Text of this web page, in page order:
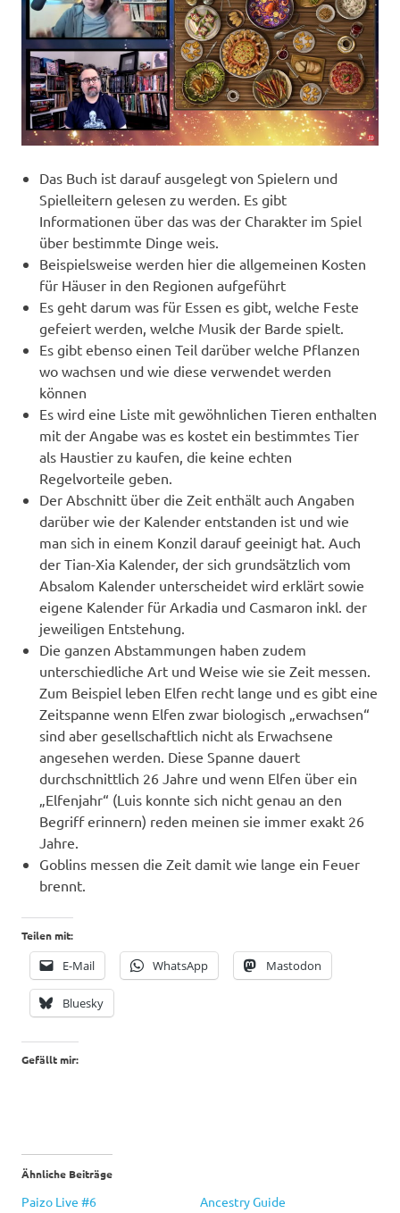
Das Buch ist darauf ausgelegt von Spielern und
Spielleitern gelesen zu werden. Es gibt
Informationen über das was der Charakter im Spiel
über bestimmte Dinge weis.
Beispielsweise werden hier die allgemeinen Kosten
für Häuser in den Regionen aufgeführt
Es geht darum was für Essen es gibt, welche Feste
gefeiert werden, welche Musik der Barde spielt.
Es gibt ebenso einen Teil darüber welche Pflanzen
wo wachsen und wie diese verwendet werden
können
Es wird eine Liste mit gewöhnlichen Tieren enthalten
mit der Angabe was es kostet ein bestimmtes Tier
als Haustier zu kaufen, die keine echten
Regelvorteile geben.
Der Abschnitt über die Zeit enthält auch Angaben
darüber wie der Kalender entstanden ist und wie
man sich in einem Konzil darauf geeinigt hat. Auch
der Tian-Xia Kalender, der sich grundsätzlich vom
Absalom Kalender unterscheidet wird erklärt sowie
eigene Kalender für Arkadia und Casmaron inkl. der
jeweiligen Entstehung.
Die ganzen Abstammungen haben zudem
unterschiedliche Art und Weise wie sie Zeit messen.
Zum Beispiel leben Elfen recht lange und es gibt eine
Zeitspanne wenn Elfen zwar biologisch „erwachsen“
sind aber gesellschaftlich nicht als Erwachsene
angesehen werden. Diese Spanne dauert
durchschnittlich 26 Jahre und wenn Elfen über ein
„Elfenjahr“ (Luis konnte sich nicht genau an den
Begriff erinnern) reden meinen sie immer exakt 26
Jahre.
Goblins messen die Zeit damit wie lange ein Feuer
brennt.
Teilen mit:
E-Mail WhatsApp Mastodon
Bluesky
Gefällt mir:
Ähnliche Beiträge
Paizo Live #6
Ancestry Guide